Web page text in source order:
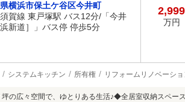
横浜市保土ケ谷区今井町
須賀線 東戸塚駅 バス12分/「今井
新道］」バス停 停歩5分
2,999
万円
システムキッチン 所有権 リフォームリノベーショ
の広々空間で、ゆとりある生活♪◆全居室収納スペ